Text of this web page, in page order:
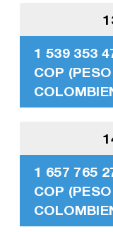
1 539 353
COP (PESO
1 657 765
COP (PESO